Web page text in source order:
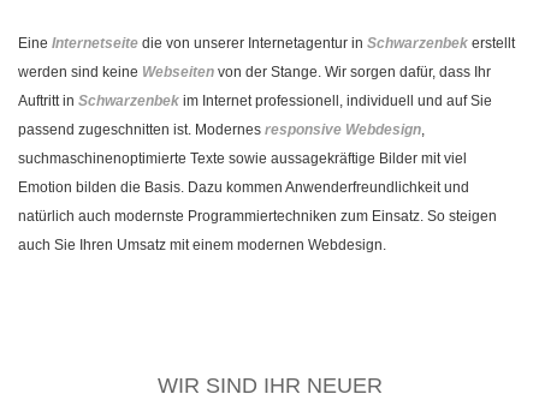
Eine Internetseite die von unserer Internetagentur in Schwarzenbek erstellt
werden sind keine Webseiten von der Stange. Wir sorgen dafür, dass Ihr
Auftritt in Schwarzenbek im Internet professionell, individuell und auf Sie
passend zugeschnitten ist. Modernes responsive Webdesign,
suchmaschinenoptimierte Texte sowie aussagekräftige Bilder mit viel
Emotion bilden die Basis. Dazu kommen Anwenderfreundlichkeit und
natürlich auch modernste Programmiertechniken zum Einsatz. So steigen
auch Sie Ihren Umsatz mit einem modernen Webdesign.
WIR SIND IHR NEUER